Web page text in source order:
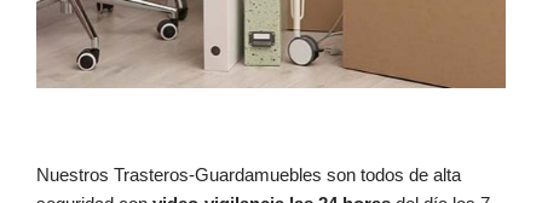
Nuestros Trasteros-Guardamuebles son todos de alta